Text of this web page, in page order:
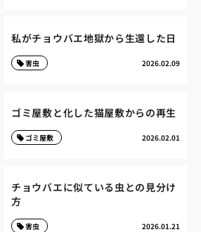
私がチョウバエ地獄から生還した日
2026.02.09
害虫
ゴミ屋敷と化した猫屋敷からの再生
2026.02.01
ゴミ屋敷
チョウバエに似ている虫との見分け
方
2026.01.21
害虫